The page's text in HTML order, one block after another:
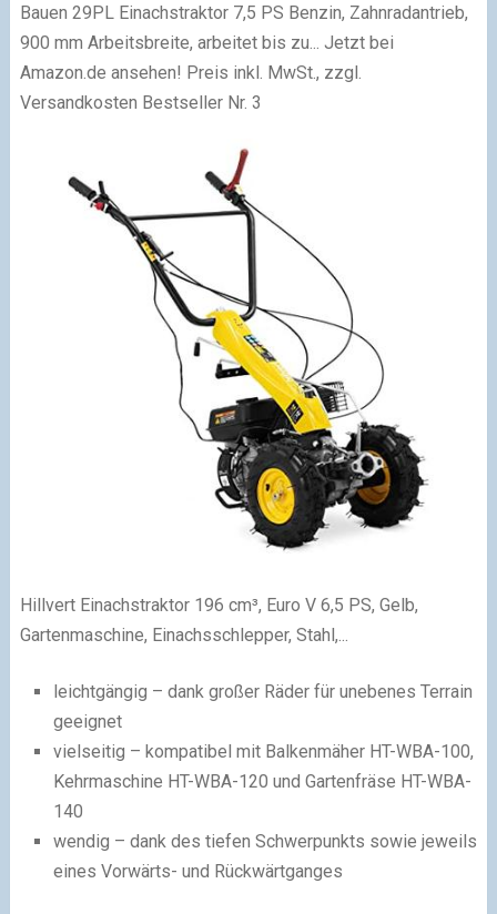
Bauen 29PL Einachstraktor 7,5 PS Benzin, Zahnradantrieb,
900 mm Arbeitsbreite, arbeitet bis zu... Jetzt bei
Amazon.de ansehen! Preis inkl. MwSt., zzgl.
Versandkosten Bestseller Nr. 3
Hillvert Einachstraktor 196 cm³, Euro V 6,5 PS, Gelb,
Gartenmaschine, Einachsschlepper, Stahl,...
leichtgängig – dank großer Räder für unebenes Terrain
geeignet
vielseitig – kompatibel mit Balkenmäher HT-WBA-100,
Kehrmaschine HT-WBA-120 und Gartenfräse HT-WBA-
140
wendig – dank des tiefen Schwerpunkts sowie jeweils
eines Vorwärts- und Rückwärtganges